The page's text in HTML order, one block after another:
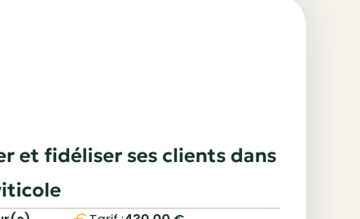
et fidéliser ses clients dans